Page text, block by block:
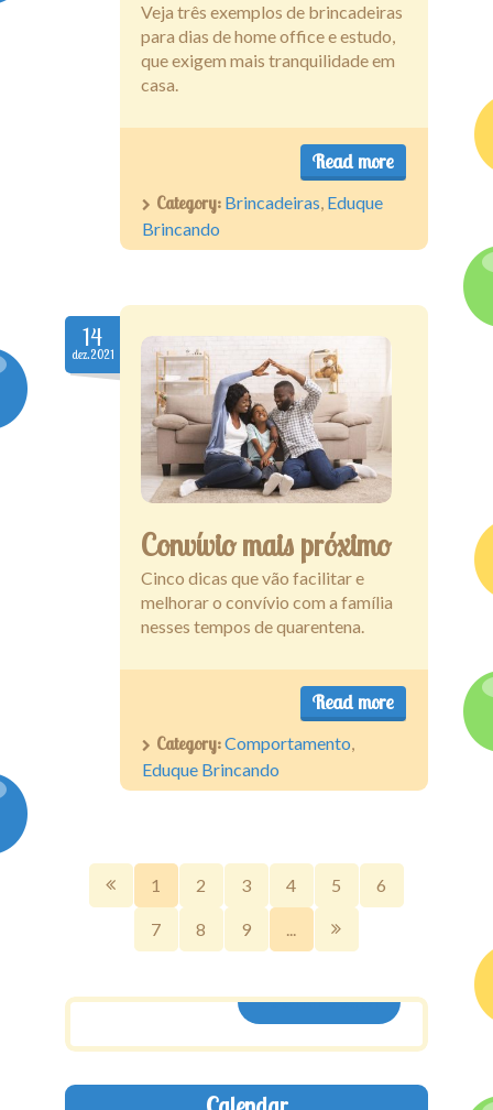
Veja três exemplos de brincadeiras
para dias de home office e estudo,
que exigem mais tranquilidade em
casa.
Read more
Category: Brincadeiras, Eduque
Brincando
14
dez.2021
Convívio mais próximo
Cinco dicas que vão facilitar e
melhorar o convívio com a família
nesses tempos de quarentena.
Read more
Category:Comportamento,
Eduque Brincando
1 2 3 4 5 6
7 8 9 ...
ASSINE AQUI